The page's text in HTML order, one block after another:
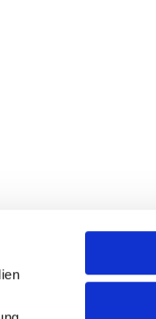
Downloads